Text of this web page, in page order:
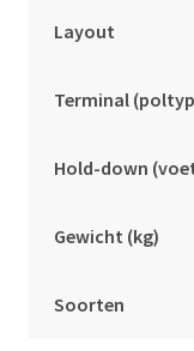
Layout
Terminal
Hold-down
Gewicht (kg)
Soorten